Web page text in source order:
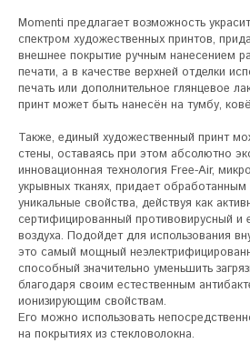
Momenti предлагает возможность
спектром художественных принтов,
внешнее покрытие ручным нанесением
печати, а в качестве верхней отделки
печать или дополнительное глянцевое
принт может быть нанесён на тумбу,
Также, единый художественный принт
стены, оставаясь при этом абсолютно
инновационная технология Free-Air,
укрывных тканях, придает
уникальные свойства, действуя как
сертифицированный противовирусный и
воздуха. Подойдет для использования
это самый мощный
способный значительно уменьшить
благодаря своим естественным
ионизирующим свойствам.
Его можно использовать
на покрытиях из стекловолокна.